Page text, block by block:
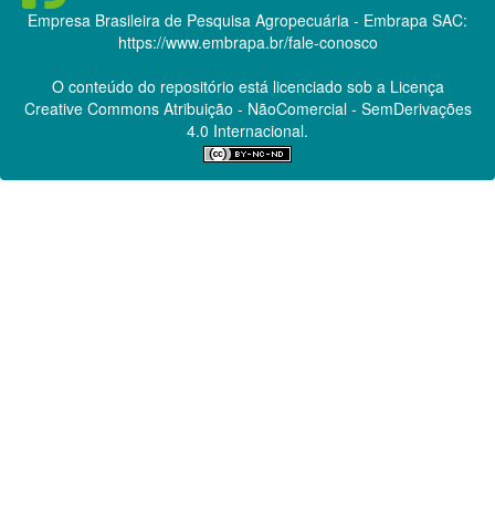
Empresa Brasileira de Pesquisa Agropecuária - Embrapa SAC:
https://www.embrapa.br/fale-conosco
O conteúdo do repositório está licenciado sob a Licença
Creative CommonsAtribuição - NãoComercial - SemDerivações
4.0 Internacional.